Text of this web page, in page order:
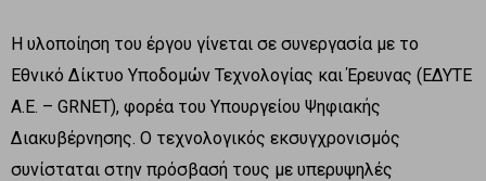
Η υλοποίηση του έργου γίνεται σε συνεργασία με το
Εθνικό Δίκτυο Υποδομών Τεχνολογίας και Έρευνας (ΕΔΥΤΕ
Α.Ε. – GRNET), φορέα του Υπουργείου Ψηφιακής
Διακυβέρνησης. Ο τεχνολογικός εκσυγχρονισμός
συνίσταται στην πρόσβασή τους με υπερυψηλές